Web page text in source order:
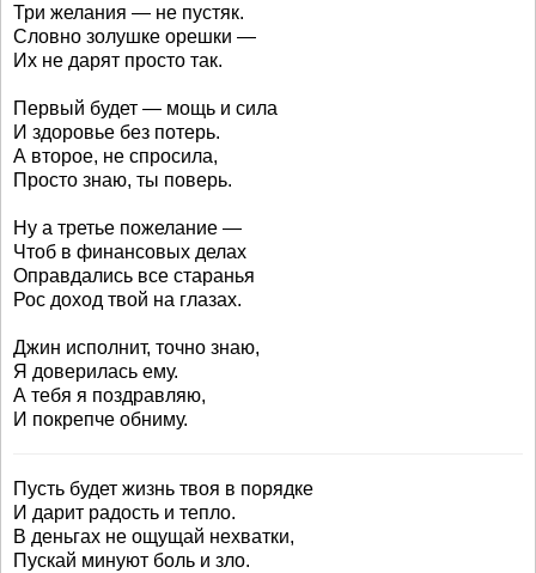
Три желания — не пустяк.
Словно золушке орешки —
Их не дарят просто так.
Первый будет — мощь и сила
И здоровье без потерь.
А второе, не спросила,
Просто знаю, ты поверь.
Ну а третье пожелание —
Чтоб в финансовых делах
Оправдались все старанья
Рос доход твой на глазах.
Джин исполнит, точно знаю,
Я доверилась ему.
А тебя я поздравляю,
И покрепче обниму.
Пусть будет жизнь твоя в порядке
И дарит радость и тепло.
В деньгах не ощущай нехватки,
Пускай минуют боль и зло.